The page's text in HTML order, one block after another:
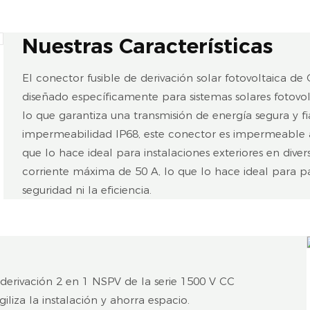
Nuestras Características
El conector fusible de derivación solar fotovoltaica
diseñado específicamente para sistemas solares
lo que garantiza una transmisión de energía segura y
impermeabilidad IP68, este conector es
que lo hace ideal para instalaciones exteriores en
corriente máxima de 50 A, lo que lo hace ideal para
seguridad ni la eficiencia.
2 en 1 NSPV de la serie 1500 V CC
la instalación y ahorra espacio.